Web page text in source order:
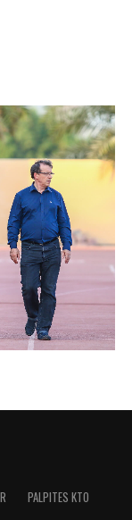
PALPITES KTO